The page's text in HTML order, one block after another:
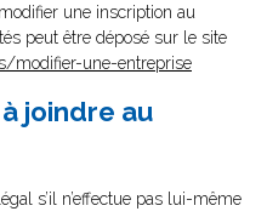
une inscription au
peut être déposé sur le site
modifier-une-entreprise
joindre au
s’il n’effectue pas lui-même